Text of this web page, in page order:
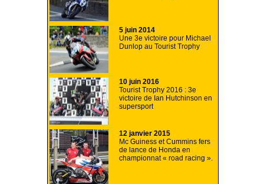
5 juin 2014
Une 3e victoire pour Michael
Dunlop au Tourist Trophy
10 juin 2016
Tourist Trophy 2016 : 3e
victoire de Ian Hutchinson en
supersport
12 janvier 2015
Mc Guiness et Cummins fers
de lance de Honda en
championnat « road racing ».